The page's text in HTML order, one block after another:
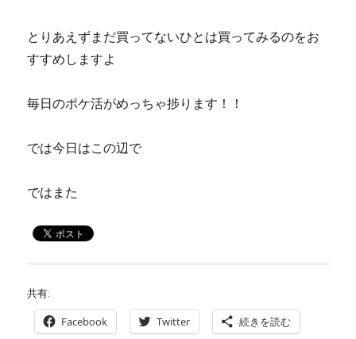
とりあえずまだ買ってないひとは買ってみるのをお
すすめしますよ
毎日のポケ活がめっちゃ捗ります！！
では今日はこの辺で
ではまた
共有:
Facebook Twitter 続きを読む